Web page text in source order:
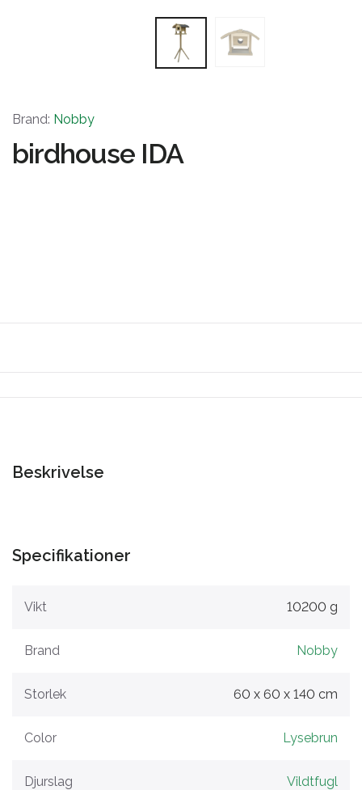
Brand: Nobby
birdhouse IDA
Beskrivelse
Specifikationer
Vikt 10200 g
Brand Nobby
Storlek 60 x 60 x 140 cm
Color Lysebrun
Djurslag Vildtfugl